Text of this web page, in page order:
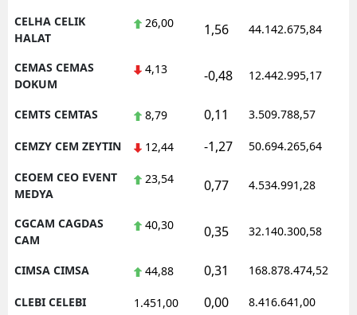
CELHA CELIK
HALAT
26,00 1,56 44.142.675,84
CEMAS CEMAS
DOKUM
4,13 -0,48 12.442.995,17
CEMTS CEMTAS 8,79 0,11 3.509.788,57
CEMZY CEM ZEYTIN 12,44 -1,27 50.694.265,64
CEOEM CEO EVENT
MEDYA
23,54 0,77 4.534.991,28
CGCAM CAGDAS
CAM
40,30 0,35 32.140.300,58
CIMSA CIMSA 44,88 0,31 168.878.474,52
CLEBI CELEBI 1.451,00 0,00 8.416.641,00